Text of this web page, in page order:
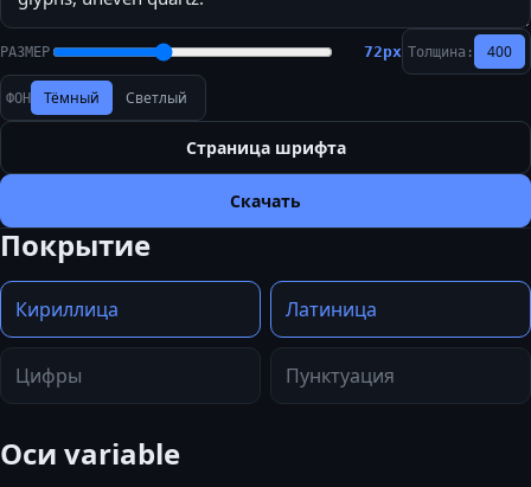
РАЗМЕР 72px Толщина: 400
ФОН Тёмный Светлый
Страница шрифта
Скачать
Покрытие
Кириллица Латиница
Цифры Пунктуация
Оси variable